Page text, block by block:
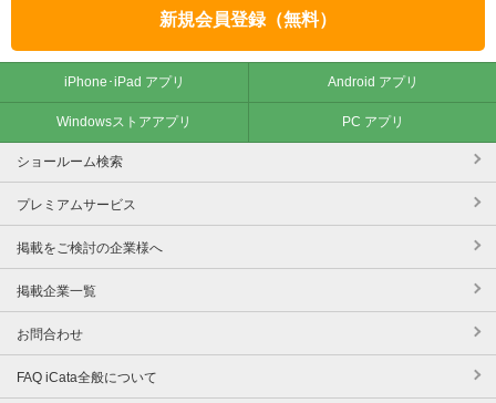
新規会員登録（無料）
iPhone･iPad アプリ Android アプリ
Windowsストアアプリ PC アプリ
ショールーム検索
プレミアムサービス
掲載をご検討の企業様へ
掲載企業一覧
お問合わせ
FAQ iCata全般について